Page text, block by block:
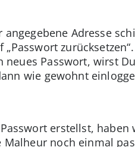
Adresse
Passwort, wirst
wie gewohnt
erstellst, haben
noch einmal